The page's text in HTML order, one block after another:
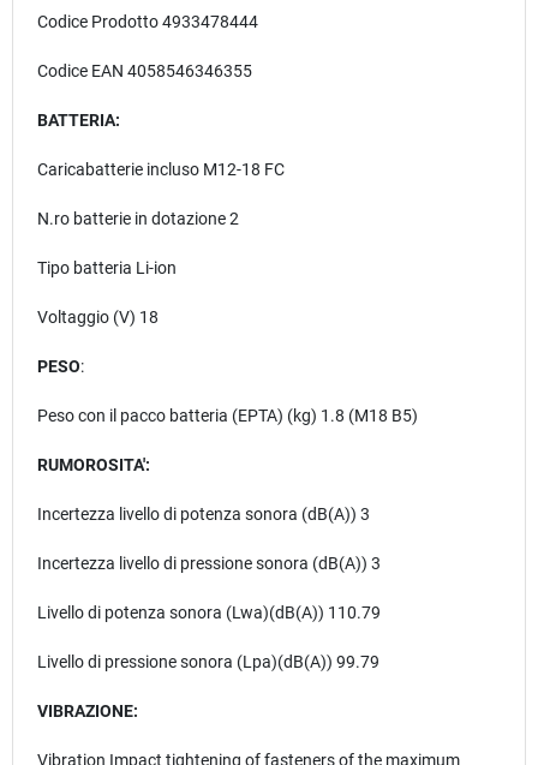
Codice Prodotto 4933478444
Codice EAN 4058546346355
BATTERIA:
Caricabatterie incluso M12-18 FC
N.ro batterie in dotazione 2
Tipo batteria Li-ion
Voltaggio (V) 18
PESO:
Peso con il pacco batteria (EPTA) (kg) 1.8 (M18 B5)
RUMOROSITA':
Incertezza livello di potenza sonora (dB(A)) 3
Incertezza livello di pressione sonora (dB(A)) 3
Livello di potenza sonora (Lwa)(dB(A)) 110.79
Livello di pressione sonora (Lpa)(dB(A)) 99.79
VIBRAZIONE:
Vibration Impact tightening of fasteners of the maximum